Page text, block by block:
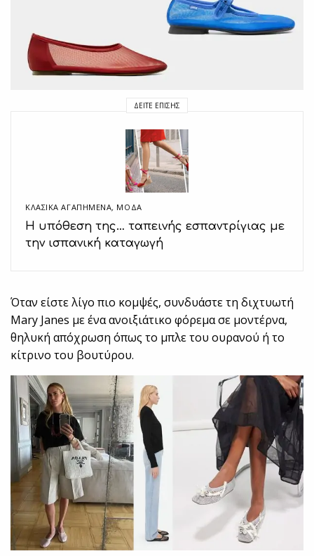
ΔΕΊΤΕ ΕΠΊΣΗΣ
ΚΛΑΣΙΚΆ ΑΓΑΠΗΜΈΝΑ, ΜΟΔΑ
Η υπόθεση της… ταπεινής εσπαντρίγιας με
την ισπανική καταγωγή
Όταν είστε λίγο πιο κομψές, συνδυάστε τη διχτυωτή
Mary Janes με ένα ανοιξιάτικο φόρεμα σε μοντέρνα,
θηλυκή απόχρωση όπως το μπλε του ουρανού ή το
κίτρινο του βουτύρου.